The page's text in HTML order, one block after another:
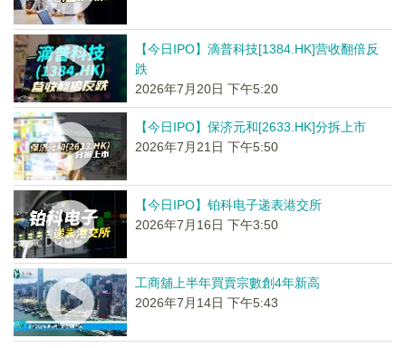
【今日IPO】滴普科技[1384.HK]营收翻倍反
跌
2026年7月20日 下午5:20
【今日IPO】保济元和[2633.HK]分拆上市
2026年7月21日 下午5:50
【今日IPO】铂科电子递表港交所
2026年7月16日 下午3:50
工商舖上半年買賣宗數創4年新高
2026年7月14日 下午5:43